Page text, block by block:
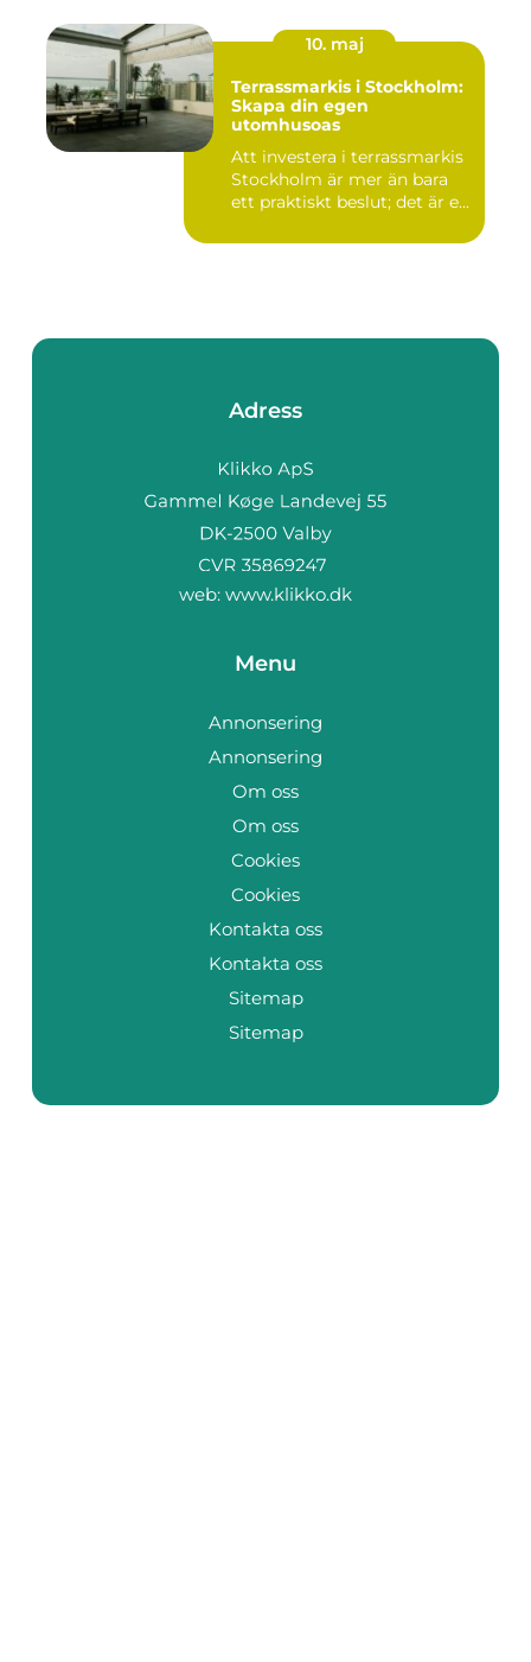
10. maj
Terrassmarkis i Stockholm:
Skapa din egen
utomhusoas
Att investera i terrassmarkis
Stockholm är mer än bara
ett praktiskt beslut; det är e...
Adress
web: www.klikko.dk
Menu
Annonsering
Annonsering
Om oss
Om oss
Cookies
Cookies
Kontakta oss
Kontakta oss
Sitemap
Sitemap